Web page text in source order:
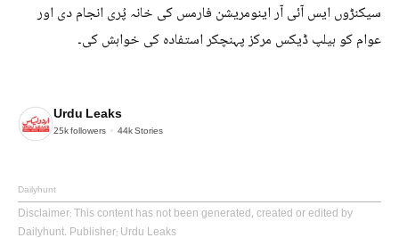
سیکنڑوں ایس آئی آر اینومریشن فارمس کی خانہ پُری انجام دی اور
عوام کو ہیلپ ڈیکس مرکز پہنچکر استفادہ کی خواہش کی۔
Urdu Leaks
25kfollowers 44kStories
Dailyhunt
Disclaimer: This content has not been generated, created or edited by
Dailyhunt. Publisher: Urdu Leaks